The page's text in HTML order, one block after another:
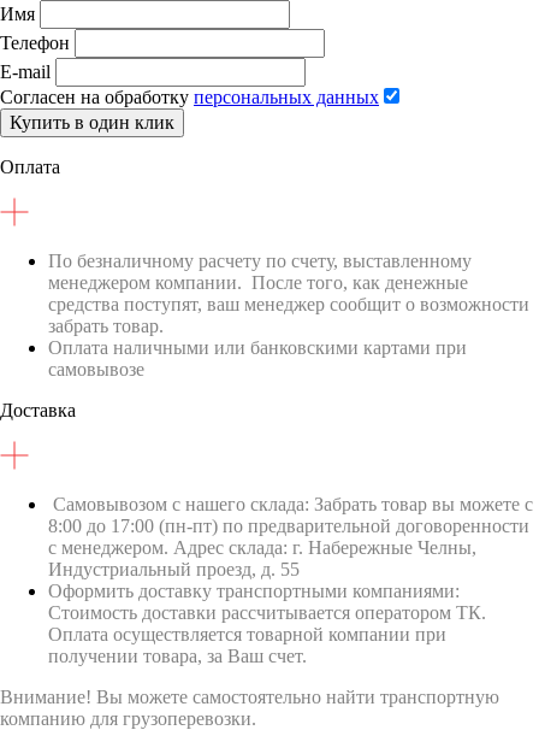
Имя
Телефон
E-mail
Согласен на обработку персональных данных
Купить в один клик
Оплата
По безналичному расчету по счету, выставленному
менеджером компании. После того, как денежные
средства поступят, ваш менеджер сообщит о возможности
забрать товар.
Оплата наличными или банковскими картами при
самовывозе
Доставка
Самовывозом с нашего склада: Забрать товар вы можете с
8:00 до 17:00 (пн-пт) по предварительной договоренности
с менеджером. Адрес склада: г. Набережные Челны,
Индустриальный проезд, д. 55
Оформить доставку транспортными компаниями:
Стоимость доставки рассчитывается оператором ТК.
Оплата осуществляется товарной компании при
получении товара, за Ваш счет.
Внимание! Вы можете самостоятельно найти транспортную
компанию для грузоперевозки.